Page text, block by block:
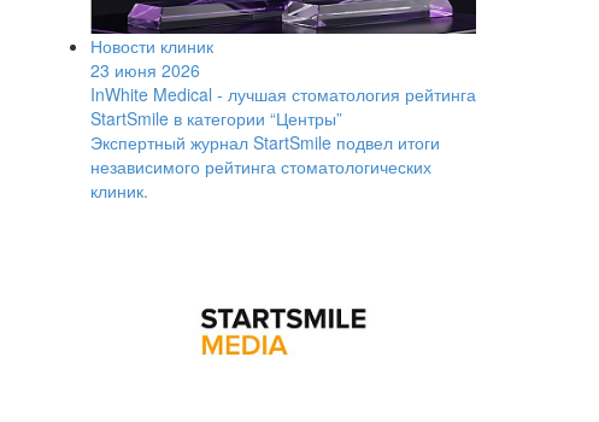
Новости клиник
23 июня 2026
InWhite Medical - лучшая стоматология рейтинга
StartSmile в категории “Центры”
Экспертный журнал StartSmile подвел итоги
независимого рейтинга стоматологических
клиник.